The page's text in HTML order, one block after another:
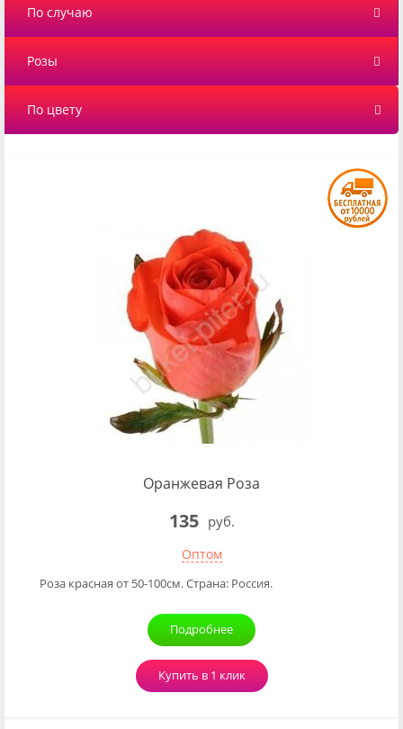
По случаю
Розы
По цвету
Оранжевая Роза
135 руб.
Оптом
Роза красная от 50-100см. Страна: Россия.
Подробнее
Купить в 1 клик